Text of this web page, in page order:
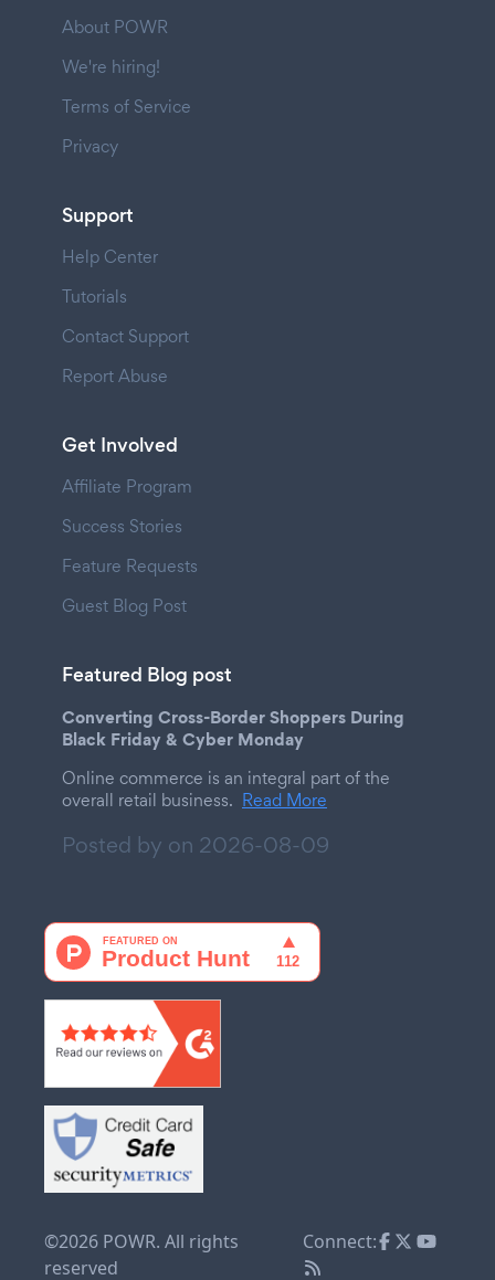
About POWR
We're hiring!
Terms of Service
Privacy
Support
Help Center
Tutorials
Contact Support
Report Abuse
Get Involved
Affiliate Program
Success Stories
Feature Requests
Guest Blog Post
Featured Blog post
Converting Cross-Border Shoppers During
Black Friday & Cyber Monday
Online commerce is an integral part of the
overall retail business. Read More
Posted by on 2026-08-09
©2026 POWR. All rights
reserved
Connect: